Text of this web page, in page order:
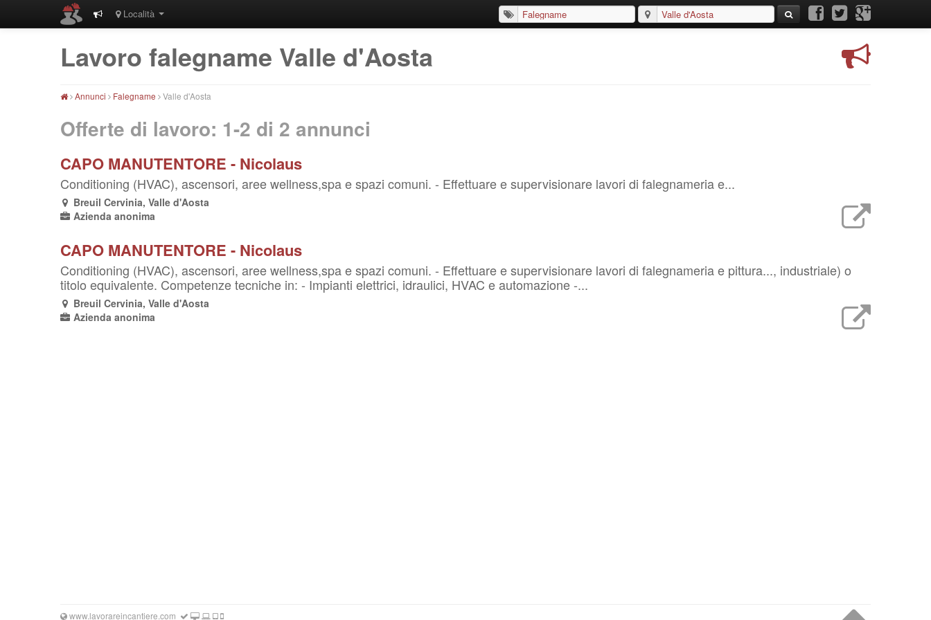
Località
Lavoro falegname Valle d'Aosta
Annunci Falegname Valle d'Aosta
Offerte di lavoro: 1-2 di 2 annunci
CAPO MANUTENTORE - Nicolaus
Conditioning (HVAC), ascensori, aree wellness,spa e spazi comuni. - Effettuare e supervisionare lavori di falegnameria e...
Breuil Cervinia, Valle d'Aosta
Azienda anonima
CAPO MANUTENTORE - Nicolaus
Conditioning (HVAC), ascensori, aree wellness,spa e spazi comuni. - Effettuare e supervisionare lavori di falegnameria e pittura..., industriale) o
titolo equivalente. Competenze tecniche in: - Impianti elettrici, idraulici, HVAC e automazione -...
Breuil Cervinia, Valle d'Aosta
Azienda anonima
www.lavorareincantiere.com